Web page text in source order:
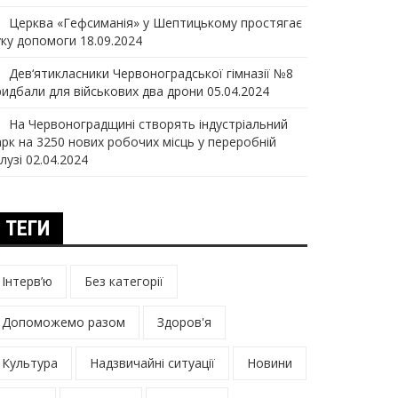
Церква «Гефсиманія» у Шептицькому простягає
допомоги 18.09.2024
Дев‘ятикласники Червоноградської гімназії №8
для військових два дрони 05.04.2024
На Червоноградщині створять індустріальний
на 3250 нових робочих місць у переробній
02.04.2024
ТЕГИ
Інтерв’ю Без категорії
Допоможемо разом Здоров'я
Культура Надзвичайні ситуації Новини